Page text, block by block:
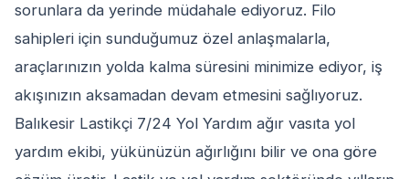
sorunlara da yerinde müdahale ediyoruz. Filo
sahipleri için sunduğumuz özel anlaşmalarla,
araçlarınızın yolda kalma süresini minimize ediyor, iş
akışınızın aksamadan devam etmesini sağlıyoruz.
Balıkesir Lastikçi 7/24 Yol Yardım ağır vasıta yol
yardım ekibi, yükünüzün ağırlığını bilir ve ona göre